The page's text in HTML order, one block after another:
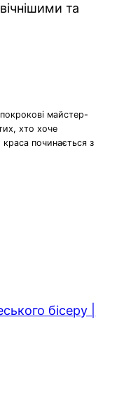
та
майстер-
хто хоче
починається з
бісеру |